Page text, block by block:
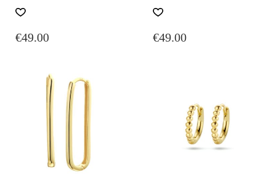
€49.00 €49.00